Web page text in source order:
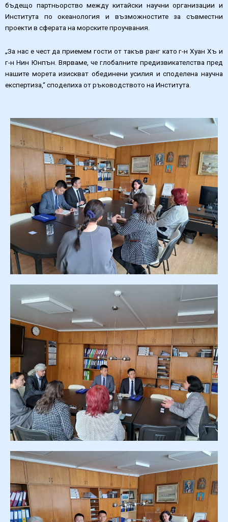
бъдещо партньорство между китайски научни организации и
Института по океанология и възможностите за съвместни
проекти в сферата на морските проучвания.
„За нас е чест да приемем гости от такъв ранг като г-н Хуан Хъ и
г-н Нин Юнпън. Вярваме, че глобалните предизвикателства пред
нашите морета изискват обединени усилия и споделена научна
експертиза,“ споделиха от ръководството на Института.